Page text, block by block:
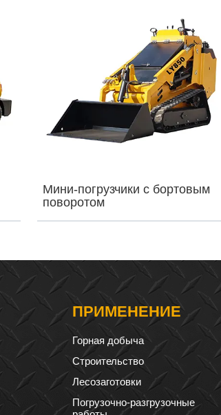
Мини-погрузчики с бортовым
поворотом
ПРИМЕНЕНИЕ
Горная добыча
Строительство
Лесозаготовки
Погрузочно-разгрузочные